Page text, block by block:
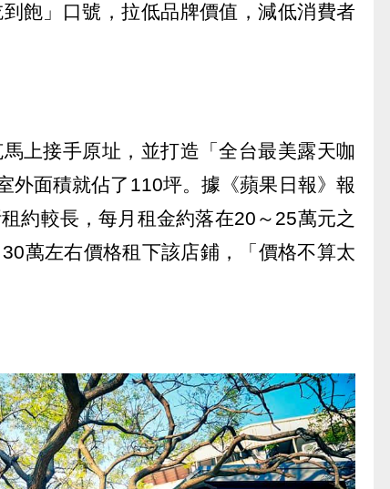
飽」口號，拉低品牌價值，減低消費者
上接手原址，並打造「全台最美露天咖
外面積就佔了110坪。據《蘋果日報》報
約較長，每月租金約落在20～25萬元之
萬左右價格租下該店鋪，「價格不算太